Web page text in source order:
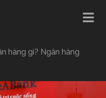
hàng gì? Ngân hàng